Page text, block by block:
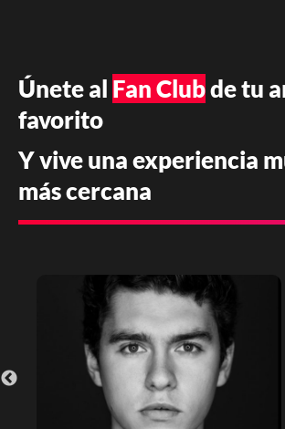
Únete al Fan Clubde tu
favorito
Y vive una experiencia
más cercana